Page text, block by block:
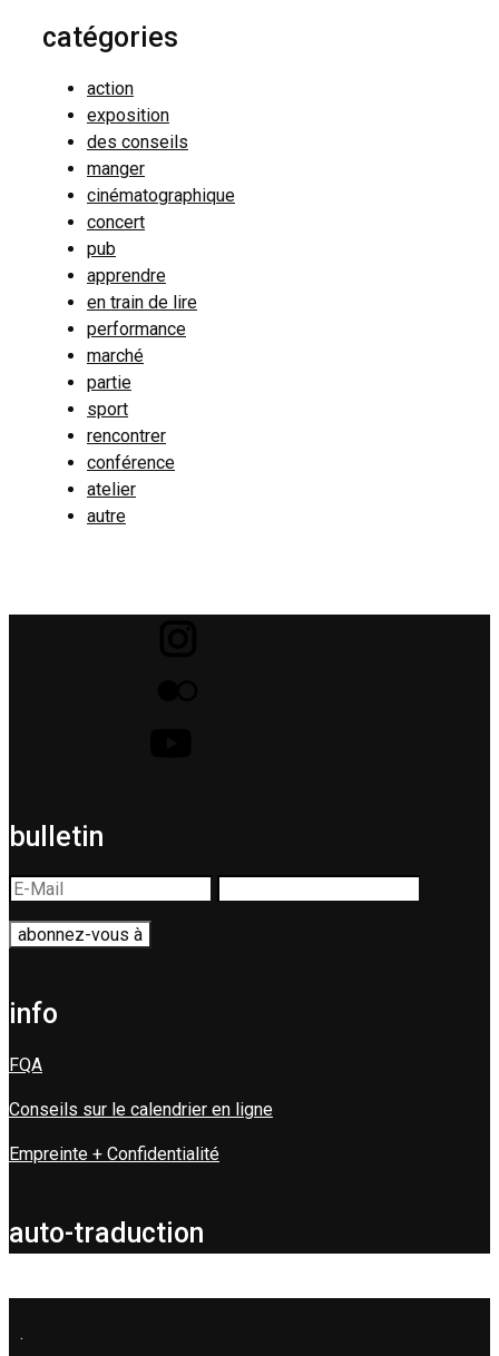
catégories
action
exposition
des conseils
manger
cinématographique
concert
pub
apprendre
en train de lire
performance
marché
partie
sport
rencontrer
conférence
atelier
autre
bulletin
info
FQA
Conseils sur le calendrier en ligne
Empreinte + Confidentialité
auto-traduction
.